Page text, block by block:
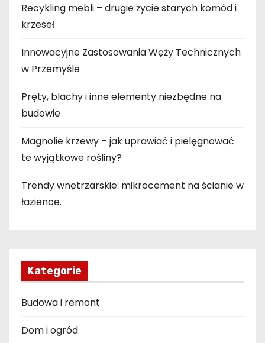
Recykling mebli – drugie życie starych komód i
krzeseł
Innowacyjne Zastosowania Węży Technicznych
w Przemyśle
Pręty, blachy i inne elementy niezbędne na
budowie
Magnolie krzewy – jak uprawiać i pielęgnować
te wyjątkowe rośliny?
Trendy wnętrzarskie: mikrocement na ścianie w
łazience.
Kategorie
Budowa i remont
Dom i ogród